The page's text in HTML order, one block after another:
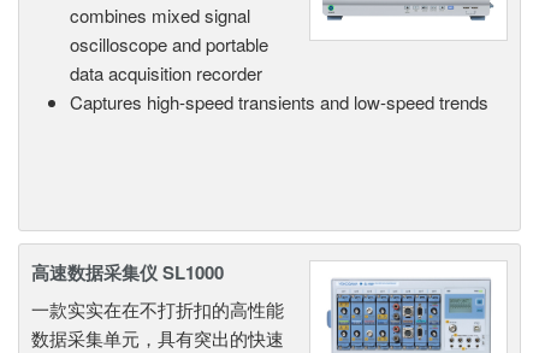
combines mixed signal
oscilloscope and portable
data acquisition recorder
Captures high-speed transients and low-speed trends
高速数据采集仪 SL1000
一款实实在在不打折扣的高性能
数据采集单元，具有突出的快速